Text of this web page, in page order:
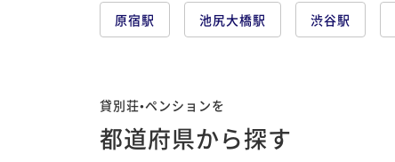
原宿駅 池尻大橋駅 渋谷駅
貸別荘•ペンションを
都道府県から探す